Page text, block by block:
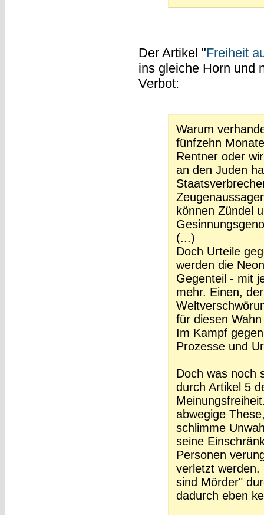
Der Artikel "Freiheit
ins gleiche Horn und
Verbot:
Warum
fünfzehn
Rentner oder
an den Juden
können Zündel
(...)
Doch Urteile
werden die
Gegenteil - mit
mehr. Einen,
für diesen
Im Kampf
Prozesse und
Doch was noch
durch Artikel 5
abwegige
schlimme
seine
Personen
verletzt werden.
sind Mörder"
dadurch eben